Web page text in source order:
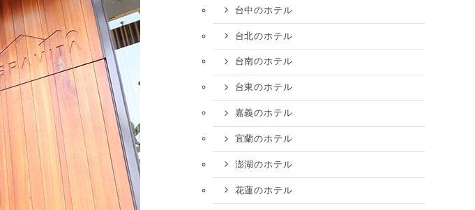
台中のホテル
台北のホテル
台南のホテル
台東のホテル
嘉義のホテル
宜蘭のホテル
澎湖のホテル
花蓮のホテル